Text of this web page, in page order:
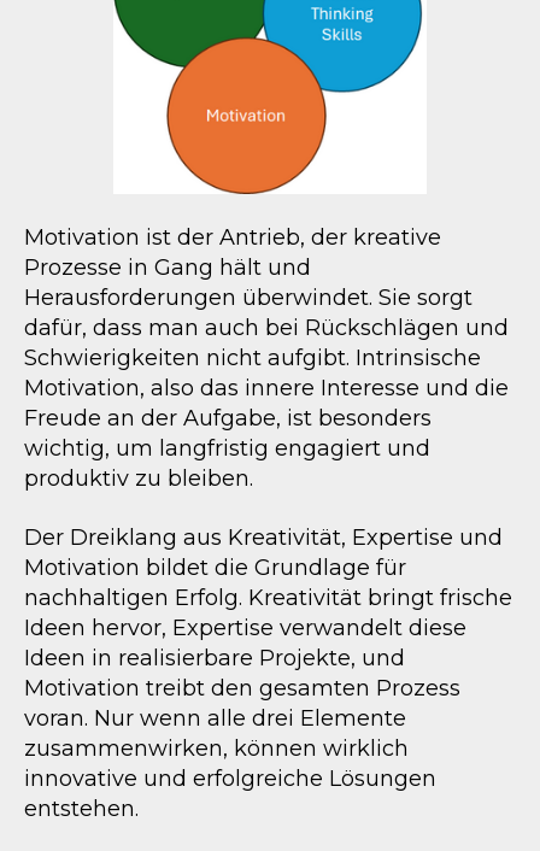
Motivation ist der Antrieb, der kreative
Prozesse in Gang hält und
Herausforderungen überwindet. Sie sorgt
dafür, dass man auch bei Rückschlägen und
Schwierigkeiten nicht aufgibt. Intrinsische
Motivation, also das innere Interesse und die
Freude an der Aufgabe, ist besonders
wichtig, um langfristig engagiert und
produktiv zu bleiben.
Der Dreiklang aus Kreativität, Expertise und
Motivation bildet die Grundlage für
nachhaltigen Erfolg. Kreativität bringt frische
Ideen hervor, Expertise verwandelt diese
Ideen in realisierbare Projekte, und
Motivation treibt den gesamten Prozess
voran. Nur wenn alle drei Elemente
zusammenwirken, können wirklich
innovative und erfolgreiche Lösungen
entstehen.